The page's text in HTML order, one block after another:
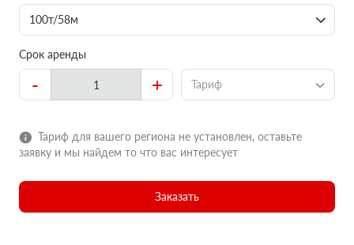
100т/58м
Срок аренды
- + Тариф
Тариф для вашего региона не установлен, оставьте
заявку и мы найдем то что вас интересует
Заказать